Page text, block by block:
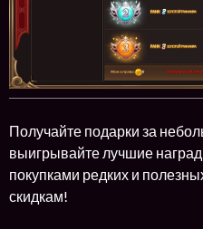
Получайте подарки за
выигрывайте лучшие
покупками редких и
скидкам!